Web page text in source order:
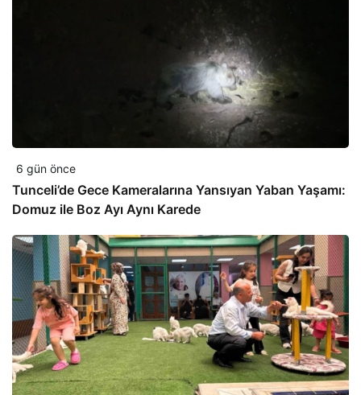
6 gün önce
Tunceli’de Gece Kameralarına Yansıyan Yaban Yaşamı:
Domuz ile Boz Ayı Aynı Karede